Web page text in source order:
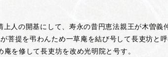
人の開基にして、寿永の昔円恵法親王が木曽義
菩提を弔わんため一草庵を結び号して長吏坊と呼
を修して長吏坊を改め光明院と号す。